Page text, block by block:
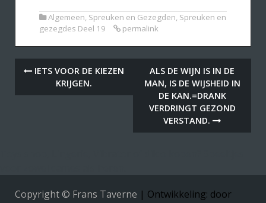
Algemeen, Spreuken en Gezegden, Spreuken en
gezegdes Deel 19
permalink
IETS VOOR DE KIEZEN
KRIJGEN.
ALS DE WIJN IS IN DE
MAN, IS DE WIJSHEID IN
DE KAN.=DRANK
VERDRINGT GEZOND
VERSTAND.
Copyright © Frans Taverne | Ontwikkeling: door